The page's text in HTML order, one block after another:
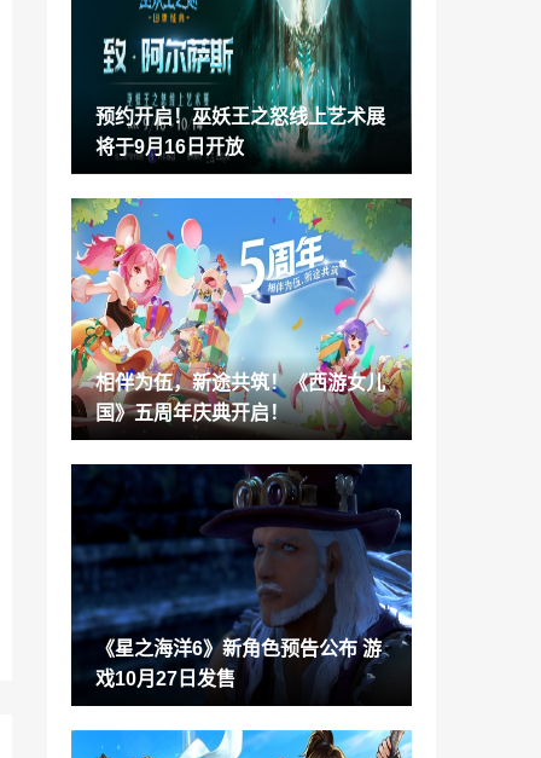
对类似合作持开放态度
2022-09-11
炉石总监卡牌新作《漫威Snap》将于10月
正式上市
2022-09-11
《荣耀战魂》第6年第3季“恶魔匕首”发布
先导预告
2022-09-11
《马力欧+疯狂兔子星耀之愿》BOSS战详
解演示
2022-09-11
《曼达洛人》第三季预告公布 2023年迪士
尼+开播
2022-09-11
育碧吉他学习订阅制服务《摇滚史密斯+》
新宣传片发布
2022-09-11
祖龙开发MMO手游 《阿凡达：清算》公
布开发者预告
2022-09-11
《赛道狂飙》主机版和云游戏版2023年早
期发售
2022-09-11
《刺客信条：幻景》官方4K截图公布
《碧海黑帆》世界背景及实机预告公布 11
预约开启！巫妖王之怒线上艺术展
将于9月16日开放
相伴为伍，新途共筑！《西游女儿
国》五周年庆典开启！
《星之海洋6》新角色预告公布 游
戏10月27日发售